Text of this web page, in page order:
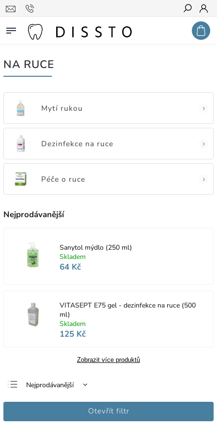
Hledat
NA RUCE
Mytí rukou
Dezinfekce na ruce
Péče o ruce
Nejprodávanější
Sanytol mýdlo (250 ml)
Skladem
64 Kč
VITASEPT E75 gel - dezinfekce na ruce (500
ml)
Skladem
125 Kč
Zobrazit více produktů
Nejprodávanější
Nejlevnější
Otevřít filtr